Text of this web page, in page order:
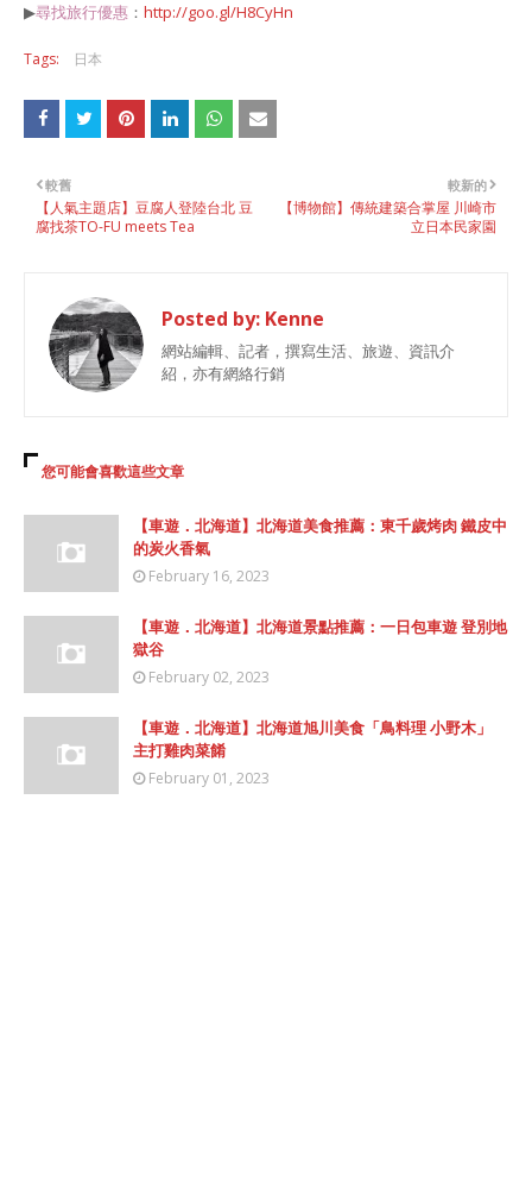
▶尋找旅行優惠 ： http://goo.gl/H8CyHn
Tags: 日本
較新的
【博物館】傳統建築合掌屋 川崎市
立日本民家園
較舊
【人氣主題店】豆腐人登陸台北 豆
腐找茶TO-FU meets Tea
Posted by: Kenne
網站編輯、記者，撰寫生活、旅遊、資訊介
紹，亦有網絡行銷
您可能會喜歡這些文章
【車遊．北海道】北海道美食推薦：東千歲烤肉 鐵皮中
的炭火香氣
February 16, 2023
【車遊．北海道】北海道景點推薦：一日包車遊 登別地
獄谷
February 02, 2023
【車遊．北海道】北海道旭川美食「鳥料理 小野木」
主打雞肉菜餚
February 01, 2023